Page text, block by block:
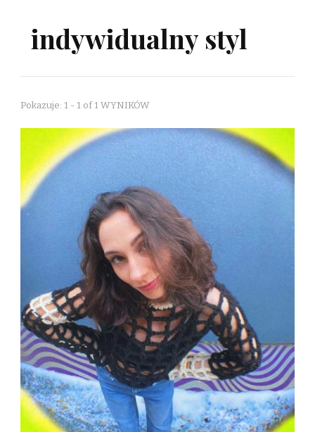
indywidualny styl
Pokazuje: 1 - 1 of 1 WYNIKÓW